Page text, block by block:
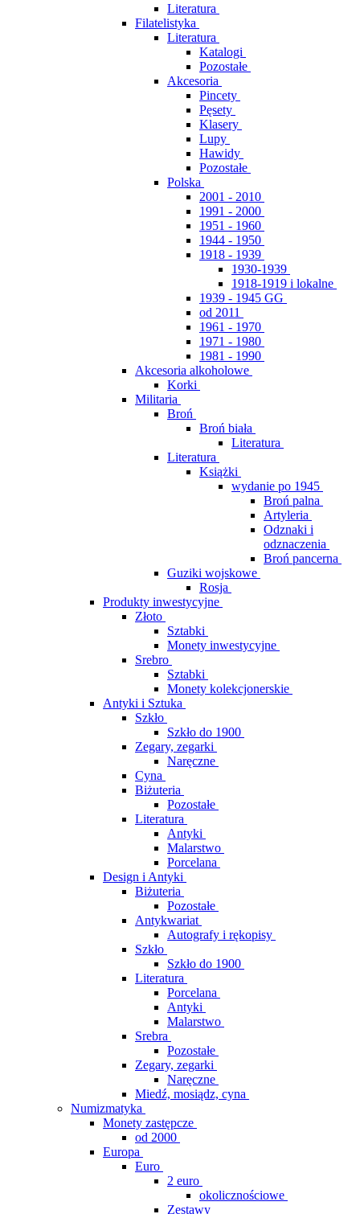
Literatura
Filatelistyka
Literatura
Katalogi
Pozostałe
Akcesoria
Pincety
Pęsety
Klasery
Lupy
Hawidy
Pozostałe
Polska
2001 - 2010
1991 - 2000
1951 - 1960
1944 - 1950
1918 - 1939
1930-1939
1918-1919 i lokalne
1939 - 1945 GG
od 2011
1961 - 1970
1971 - 1980
1981 - 1990
Akcesoria alkoholowe
Korki
Militaria
Broń
Broń biała
Literatura
Literatura
Książki
wydanie po 1945
Broń palna
Artyleria
Odznaki i
odznaczenia
Broń pancerna
Guziki wojskowe
Rosja
Produkty inwestycyjne
Złoto
Sztabki
Monety inwestycyjne
Srebro
Sztabki
Monety kolekcjonerskie
Antyki i Sztuka
Szkło
Szkło do 1900
Zegary, zegarki
Naręczne
Cyna
Biżuteria
Pozostałe
Literatura
Antyki
Malarstwo
Porcelana
Design i Antyki
Biżuteria
Pozostałe
Antykwariat
Autografy i rękopisy
Szkło
Szkło do 1900
Literatura
Porcelana
Antyki
Malarstwo
Srebra
Pozostałe
Zegary, zegarki
Naręczne
Miedź, mosiądz, cyna
Numizmatyka
Monety zastępcze
od 2000
Europa
Euro
2 euro
okolicznościowe
Zestawy